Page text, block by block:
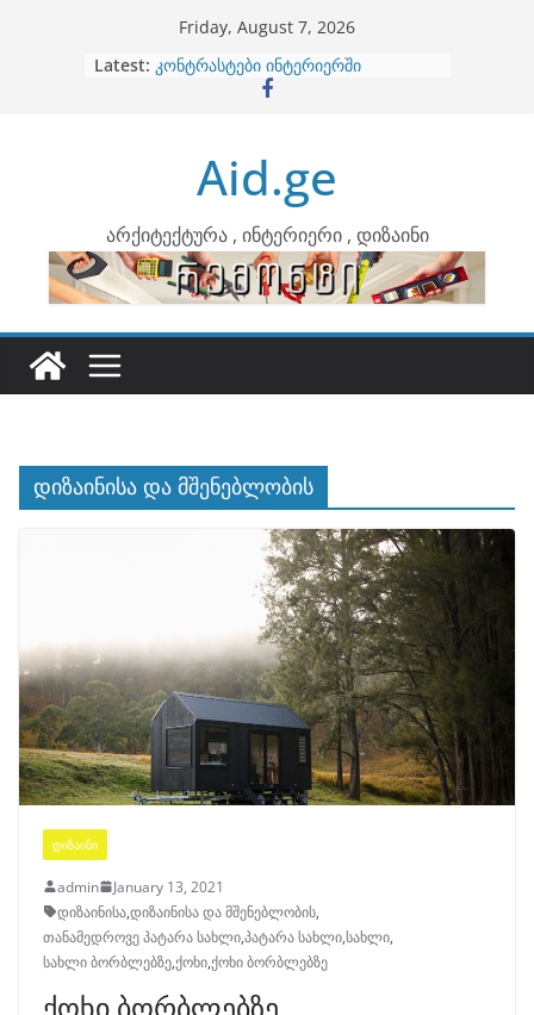
Friday, August 7, 2026
Latest: ბინების გაერთიანება
კონტრასტები ინტერიერში
ინტერიერის დიზიანი
არტემიდი წარმოგიდგენთ
Aid.ge
არქიტექტურა , ინტერიერი , დიზაინი
დიზაინისა და მშენებლობის
ᲓᲘᲖᲐᲘᲜᲘ
admin
January 13, 2021
დიზაინისა,დიზაინისა და მშენებლობის,
თანამედროვე პატარა სახლი,პატარა სახლი,სახლი,
სახლი ბორბლებზე,ქოხი,ქოხი ბორბლებზე
ქოხი ბორბლებზე